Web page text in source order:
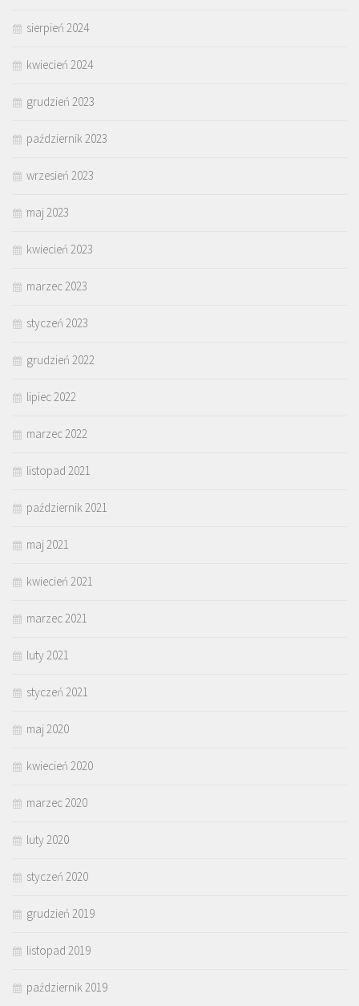
sierpień 2024
kwiecień 2024
grudzień 2023
październik 2023
wrzesień 2023
maj 2023
kwiecień 2023
marzec 2023
styczeń 2023
grudzień 2022
lipiec 2022
marzec 2022
listopad 2021
październik 2021
maj 2021
kwiecień 2021
marzec 2021
luty 2021
styczeń 2021
maj 2020
kwiecień 2020
marzec 2020
luty 2020
styczeń 2020
grudzień 2019
listopad 2019
październik 2019